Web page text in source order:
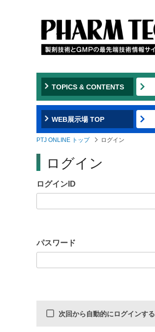
to
navigation
TOPICS & CONTENTS
WEB展示場 TOP
PTJ ONLINE トップ ログイン
ログイン
ログインID
パスワード
次回から自動的にログインする